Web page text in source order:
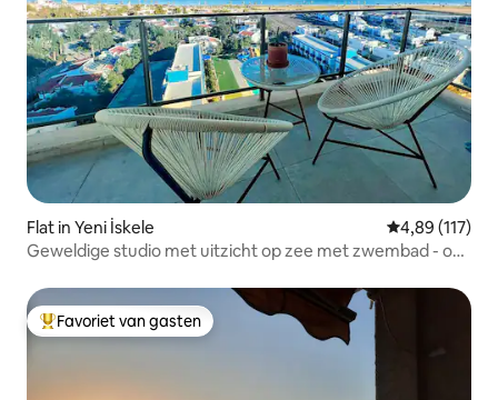
Flat in Yeni İskele Gemiddelde
4,89 (117)
Geweldige studio met uitzicht op zee met zwembad - op
Topfavoriet van gasten
Favoriet van gasten